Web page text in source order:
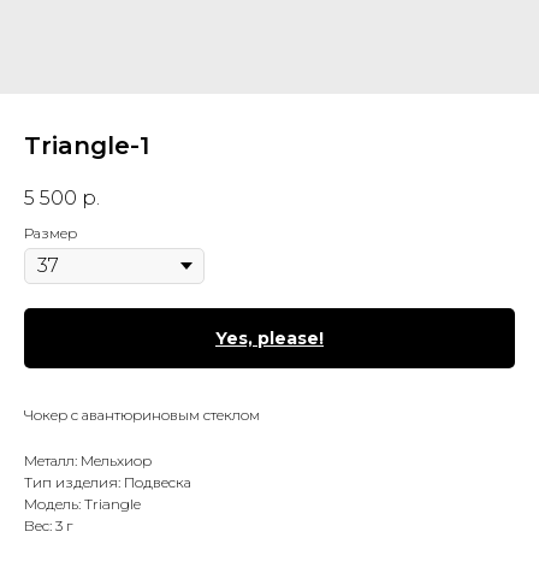
Triangle-1
5 500 р.
Размер
Yes, please!
Чокер с авантюриновым стеклом
Металл: Мельхиор
Тип изделия: Подвеска
Модель: Triangle
Вес: 3 г